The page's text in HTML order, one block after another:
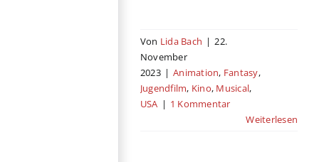
Von Lida Bach | 22.
November
2023 | Animation, Fantasy,
Jugendfilm, Kino, Musical,
USA | 1 Kommentar
Weiterlesen